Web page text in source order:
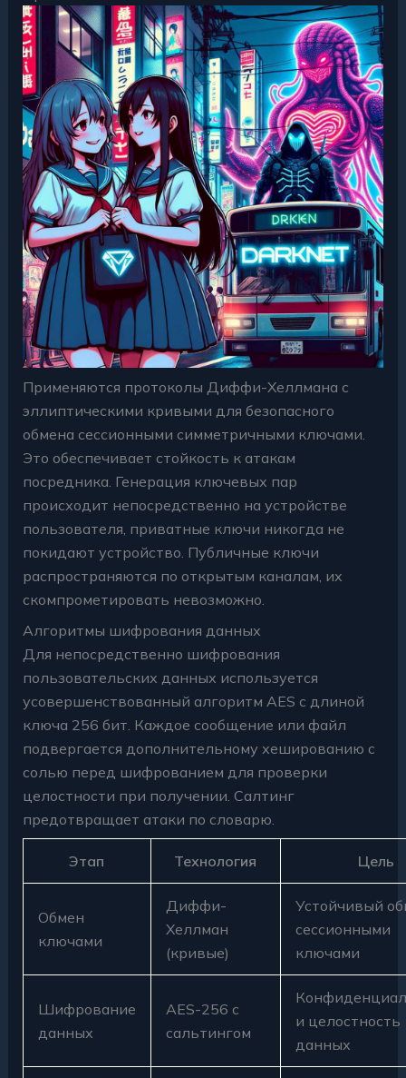
Применяются протоколы Диффи-Хеллмана с
эллиптическими кривыми для безопасного
обмена сессионными симметричными ключами.
Это обеспечивает стойкость к атакам
посредника. Генерация ключевых пар
происходит непосредственно на устройстве
пользователя, приватные ключи никогда не
покидают устройство. Публичные ключи
распространяются по открытым каналам, их
скомпрометировать невозможно.
Алгоритмы шифрования данных
Для непосредственно шифрования
пользовательских данных используется
усовершенствованный алгоритм AES с длиной
ключа 256 бит. Каждое сообщение или файл
подвергается дополнительному хешированию с
солью перед шифрованием для проверки
целостности при получении. Салтинг
предотвращает атаки по словарю.
Этап Технология Цель
Обмен
ключами
Диффи-
Хеллман
(кривые)
Устойчивый
сессионными
ключами
Шифрование
данных
AES-256 с
сальтингом
и целостность
данных